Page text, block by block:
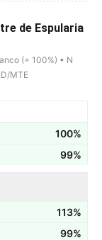
de Espularia
(= 100%) • N
MTE
100%
99%
113%
99%